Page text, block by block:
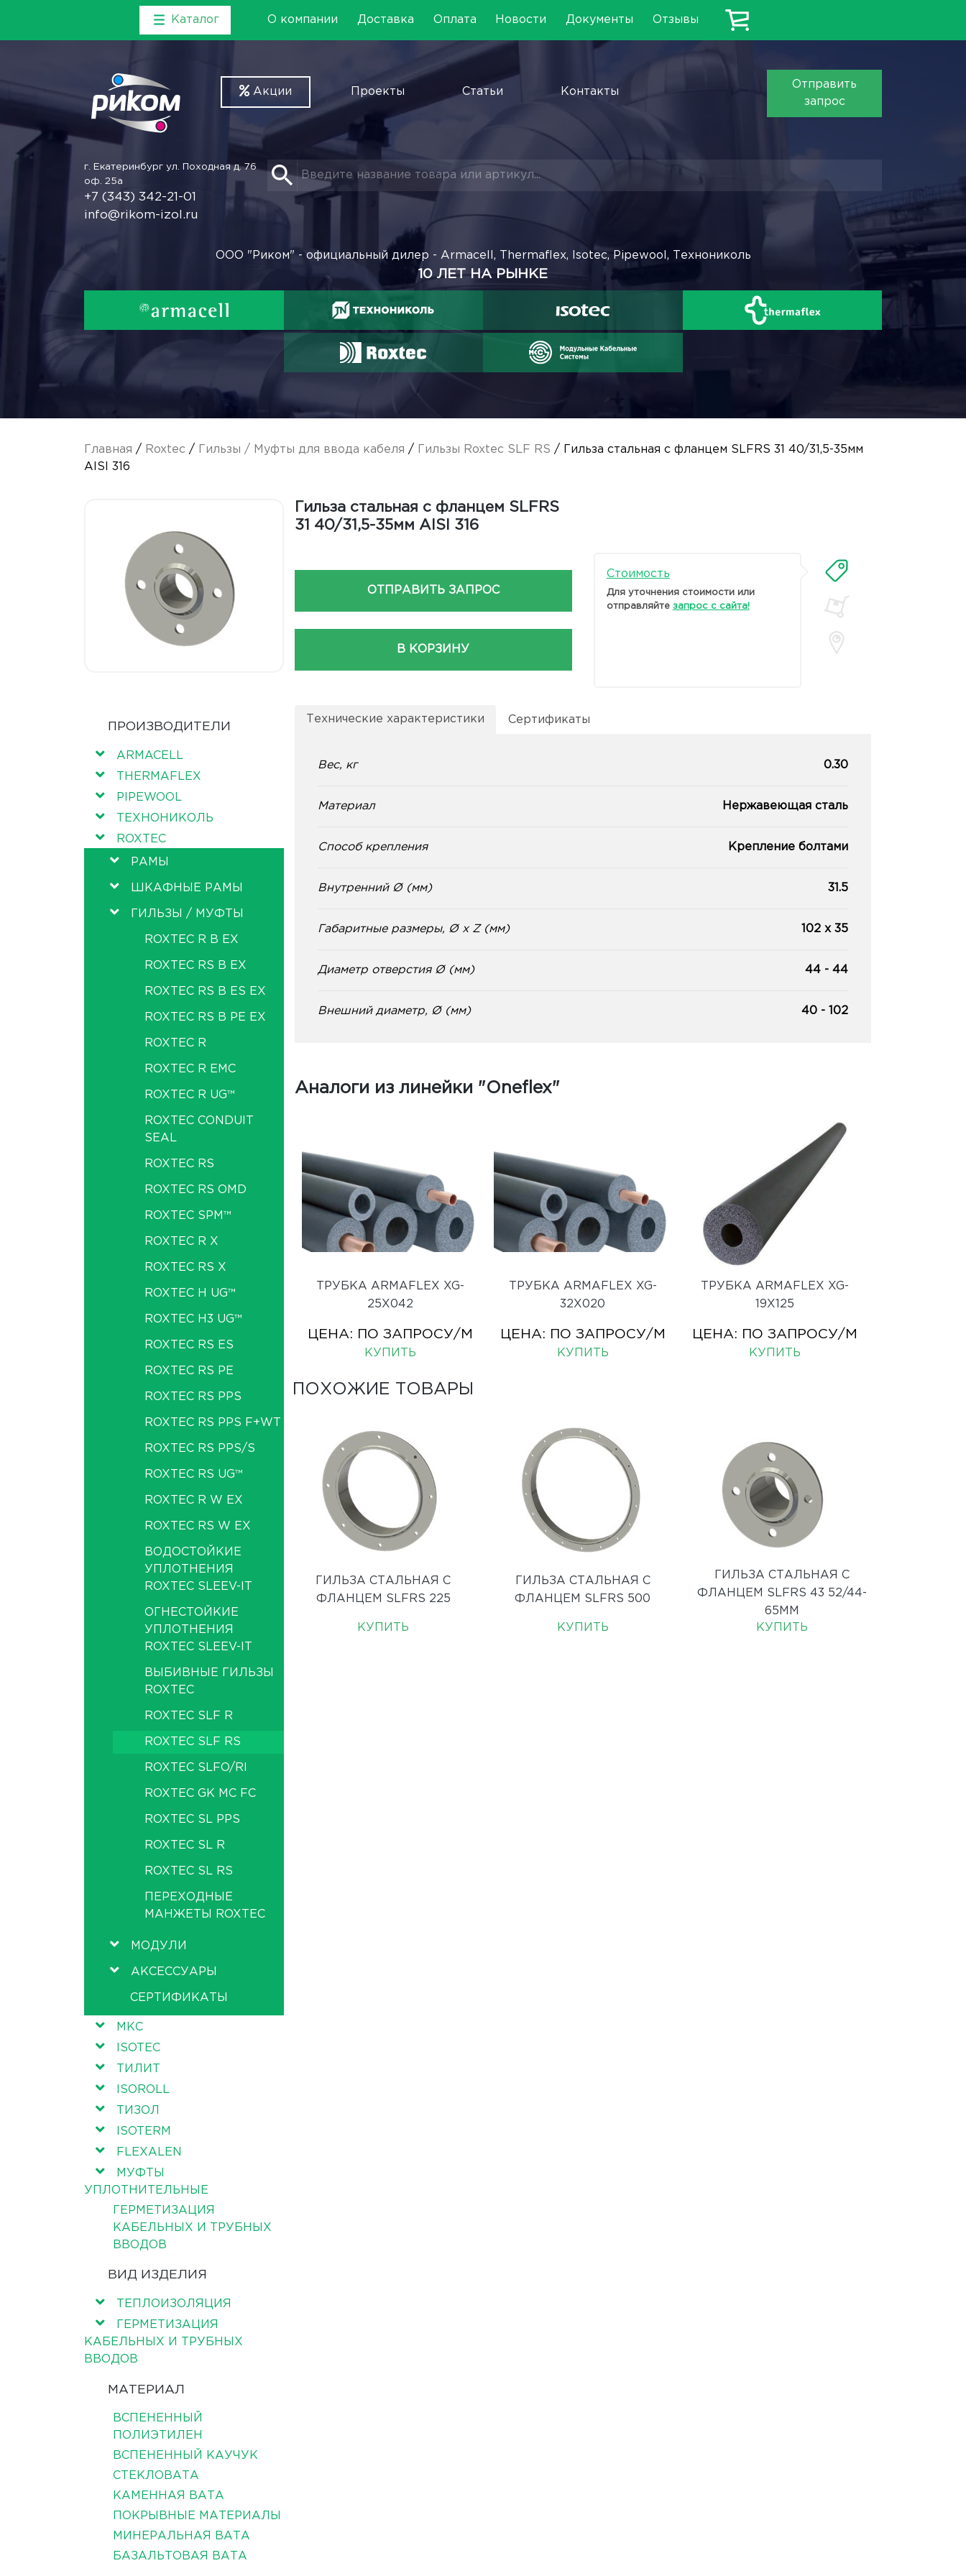
Каталог О компании Доставка Оплата Новости Документы Отзывы
Акции Проекты Статьи Контакты
Отправить
запрос
г. Екатеринбург ул. Походная д. 76
оф. 25а
+7 (343) 342-21-01
info@rikom-izol.ru
ООО "Риком" - официальный дилер - Armacell, Thermaflex, Isotec, Pipewool, Технониколь
10 ЛЕТ НА РЫНКЕ
Главная / Roxtec / Гильзы / Муфты для ввода кабеля / Гильзы Roxtec SLF RS / Гильза стальная с фланцем SLFRS 31 40/31,5-35мм
AISI 316
Гильза стальная с фланцем SLFRS
31 40/31,5-35мм AISI 316
ОТПРАВИТЬ ЗАПРОС
В КОРЗИНУ
Стоимость
Для уточнения стоимости или
отправляйте запрос с сайта!
ПРОИЗВОДИТЕЛИ
ARMACELL
THERMAFLEX
PIPEWOOL
ТЕХНОНИКОЛЬ
ROXTEC
РАМЫ
ШКАФНЫЕ РАМЫ
ГИЛЬЗЫ / МУФТЫ
ROXTEC R B EX
ROXTEC RS B EX
ROXTEC RS B ES EX
ROXTEC RS B PE EX
ROXTEC R
ROXTEC R EMC
ROXTEC R UG™
ROXTEC CONDUIT
SEAL
ROXTEC RS
ROXTEC RS OMD
ROXTEC SPM™
ROXTEC R X
ROXTEC RS X
ROXTEC H UG™
ROXTEC H3 UG™
ROXTEC RS ES
ROXTEC RS PE
ROXTEC RS PPS
ROXTEC RS PPS F+WT
ROXTEC RS PPS/S
ROXTEC RS UG™
ROXTEC R W EX
ROXTEC RS W EX
ВОДОСТОЙКИЕ
УПЛОТНЕНИЯ
ROXTEC SLEEV-IT
ОГНЕСТОЙКИЕ
УПЛОТНЕНИЯ
ROXTEC SLEEV-IT
ВЫБИВНЫЕ ГИЛЬЗЫ
ROXTEC
ROXTEC SLF R
ROXTEC SLF RS
ROXTEC SLFO/RI
ROXTEC GK MC FC
ROXTEC SL PPS
ROXTEC SL R
ROXTEC SL RS
ПЕРЕХОДНЫЕ
МАНЖЕТЫ ROXTEC
МОДУЛИ
АКСЕССУАРЫ
СЕРТИФИКАТЫ
МКС
ISOTEC
ТИЛИТ
ISOROLL
ТИЗОЛ
ISOTERM
FLEXALEN
МУФТЫ
УПЛОТНИТЕЛЬНЫЕ
ГЕРМЕТИЗАЦИЯ
КАБЕЛЬНЫХ И ТРУБНЫХ
ВВОДОВ
ВИД ИЗДЕЛИЯ
ТЕПЛОИЗОЛЯЦИЯ
ГЕРМЕТИЗАЦИЯ
КАБЕЛЬНЫХ И ТРУБНЫХ
ВВОДОВ
МАТЕРИАЛ
ВСПЕНЕННЫЙ
ПОЛИЭТИЛЕН
ВСПЕНЕННЫЙ КАУЧУК
СТЕКЛОВАТА
КАМЕННАЯ ВАТА
ПОКРЫВНЫЕ МАТЕРИАЛЫ
МИНЕРАЛЬНАЯ ВАТА
БАЗАЛЬТОВАЯ ВАТА
Технические характеристики Сертификаты
Вес, кг 0.30
Материал Нержавеющая сталь
Способ крепления Крепление болтами
Внутренний Ø (мм) 31.5
Габаритные размеры, Ø x Z (мм) 102 x 35
Диаметр отверстия Ø (мм) 44 - 44
Внешний диаметр, Ø (мм) 40 - 102
Аналоги из линейки "Oneflex"
ТРУБКА ARMAFLEX XG-
25X042
ЦЕНА: ПО ЗАПРОСУ/М
КУПИТЬ
ТРУБКА ARMAFLEX XG-
32X020
ЦЕНА: ПО ЗАПРОСУ/М
КУПИТЬ
ТРУБКА ARMAFLEX XG-
19X125
ЦЕНА: ПО ЗАПРОСУ/М
КУПИТЬ
ПОХОЖИЕ ТОВАРЫ
ГИЛЬЗА СТАЛЬНАЯ С
ФЛАНЦЕМ SLFRS 225
КУПИТЬ
ГИЛЬЗА СТАЛЬНАЯ С
ФЛАНЦЕМ SLFRS 500
КУПИТЬ
ГИЛЬЗА СТАЛЬНАЯ С
ФЛАНЦЕМ SLFRS 43 52/44-
65ММ
КУПИТЬ